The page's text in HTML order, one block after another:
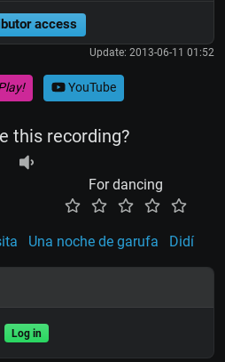
access
Update: 2013-06-11 01:52
YouTube
this recording?
For dancing
Una noche de garufa Didí
Log in